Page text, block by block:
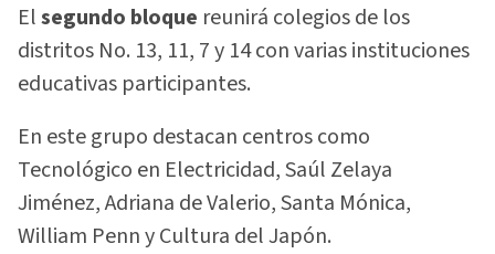
Elsegundo bloque reunirá colegios de los
distritos No. 13, 11, 7 y 14 con varias instituciones
educativas participantes.
En este grupo destacan centros como
Tecnológico en Electricidad, Saúl Zelaya
Jiménez, Adriana de Valerio, Santa Mónica,
William Penn y Cultura del Japón.